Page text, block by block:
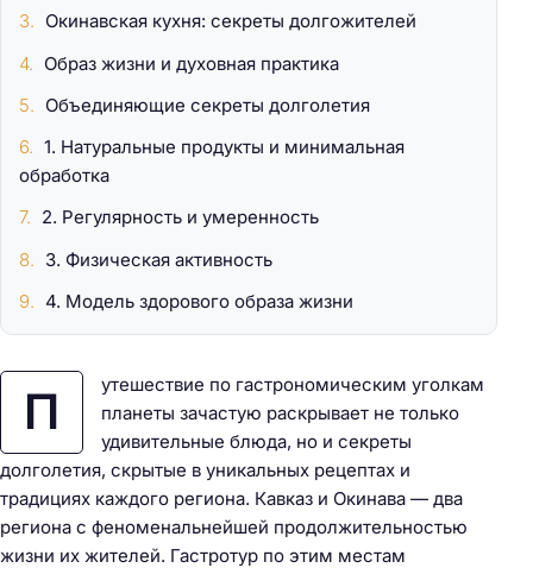
П
утешествие по гастрономическим уголкам
планеты зачастую раскрывает не только
удивительные блюда, но и секреты
долголетия, скрытые в уникальных рецептах и
традициях каждого региона. Кавказ и Окинава — два
региона с феноменальнейшей продолжительностью
жизни их жителей. Гастротур по этим местам
Окинавская кухня: секреты долгожителей
Образ жизни и духовная практика
Объединяющие секреты долголетия
1. Натуральные продукты и минимальная
обработка
2. Регулярность и умеренность
3. Физическая активность
4. Модель здорового образа жизни